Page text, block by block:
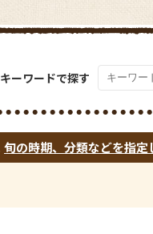
キーワードで探す
旬の時期、 分類などを指定